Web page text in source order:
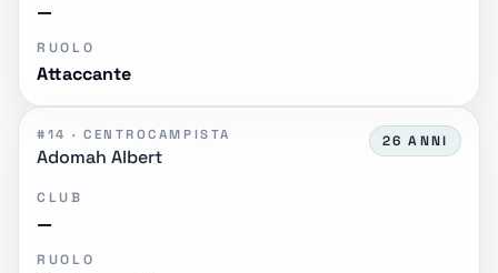
—
RUOLO
Attaccante
#14 · CENTROCAMPISTA
Adomah Albert
26 ANNI
CLUB
—
RUOLO